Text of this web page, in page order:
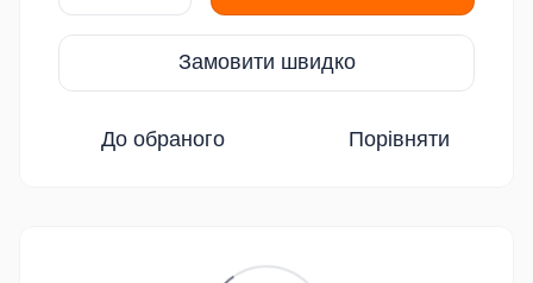
Замовити швидко
До обраного Порівняти